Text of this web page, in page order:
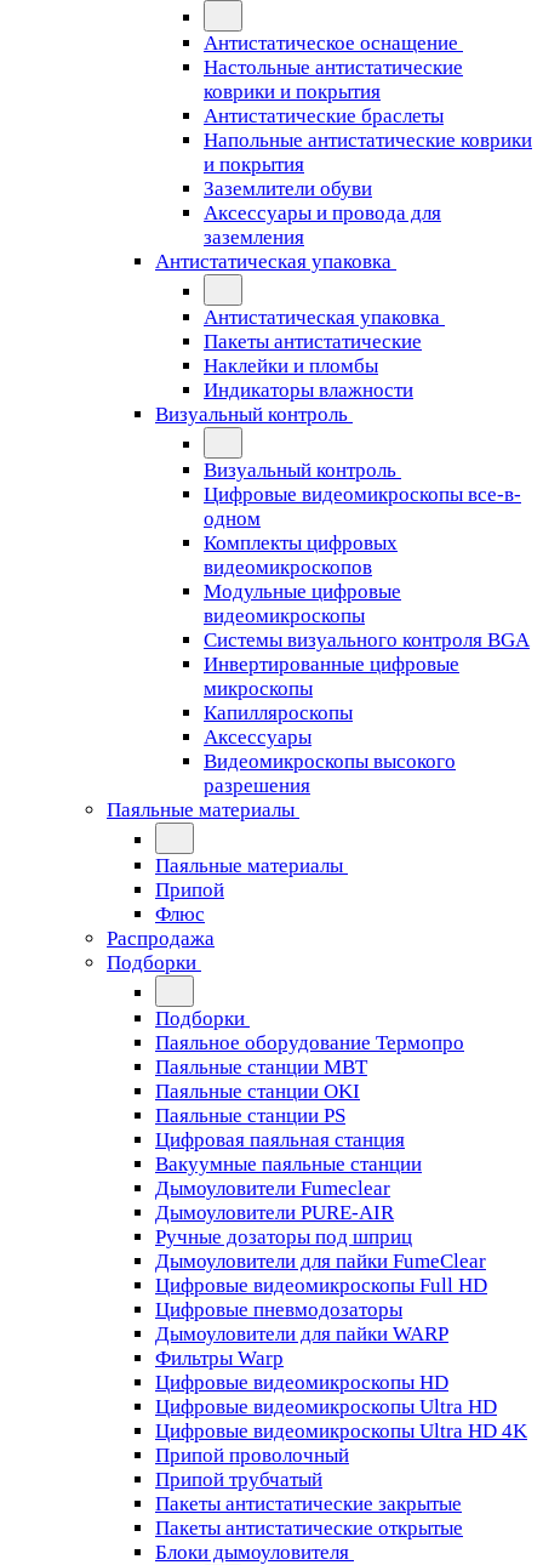
Антистатическое оснащение
Настольные антистатические
коврики и покрытия
Антистатические браслеты
Напольные антистатические коврики
и покрытия
Заземлители обуви
Аксессуары и провода для
заземления
Антистатическая упаковка
Антистатическая упаковка
Пакеты антистатические
Наклейки и пломбы
Индикаторы влажности
Визуальный контроль
Визуальный контроль
Цифровые видеомикроскопы все-в-
одном
Комплекты цифровых
видеомикроскопов
Модульные цифровые
видеомикроскопы
Cистемы визуального контроля BGA
Инвертированные цифровые
микроскопы
Капилляроскопы
Аксессуары
Видеомикроскопы высокого
разрешения
Паяльные материалы
Паяльные материалы
Припой
Флюс
Распродажа
Подборки
Подборки
Паяльное оборудование Термопро
Паяльные станции MBT
Паяльные станции OKI
Паяльные станции PS
Цифровая паяльная станция
Вакуумные паяльные станции
Дымоуловители Fumeclear
Дымоуловители PURE-AIR
Ручные дозаторы под шприц
Дымоуловители для пайки FumeClear
Цифровые видеомикроскопы Full HD
Цифровые пневмодозаторы
Дымоуловители для пайки WARP
Фильтры Warp
Цифровые видеомикроскопы HD
Цифровые видеомикроскопы Ultra HD
Цифровые видеомикроскопы Ultra HD 4K
Припой проволочный
Припой трубчатый
Пакеты антистатические закрытые
Пакеты антистатические открытые
Блоки дымоуловителя